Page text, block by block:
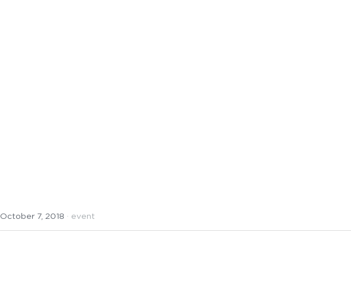
October 7, 2018 · event